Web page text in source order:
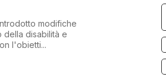
modifiche
della disabilità e
l'obietti...